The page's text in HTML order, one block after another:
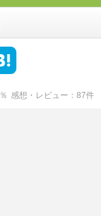
％ 感想・レビュー 87件